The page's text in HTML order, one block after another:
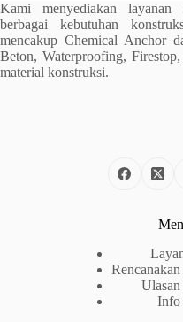
Kami menyediakan layanan
berbagai kebutuhan
mencakup Chemical Anchor
Beton, Waterproofing,
material konstruksi.
Ulasan
Info